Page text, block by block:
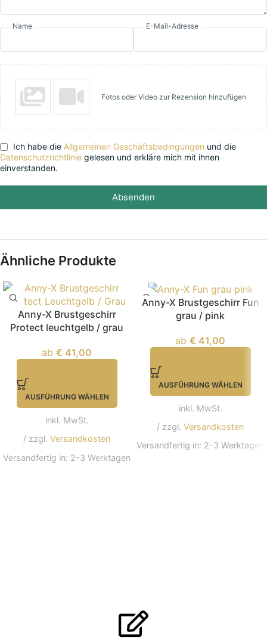
Name E-Mail-Adresse
Fotos oder Video zur Rezension hinzufügen
Ich habe die Allgemeinen Geschäftsbedingungen und die
Datenschutzrichtlinie gelesen und erkläre mich mit ihnen
einverstanden.
Absenden
Ähnliche Produkte
Anny-X Brustgeschirr
Protect leuchtgelb / grau
ab € 41,00
AUSFÜHRUNG WÄHLEN
inkl. MwSt.
/ zzgl. Versandkosten
Versandfertig in: 2-3 Werktagen
Anny-X Brustgeschirr Fun
grau / pink
ab € 41,00
AUSFÜHRUNG WÄHLEN
inkl. MwSt.
/ zzgl. Versandkosten
Versandfertig in: 2-3 Werktagen